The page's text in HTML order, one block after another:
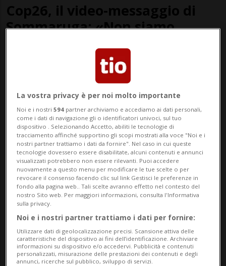
Cop26, il video-messaggio di
Sommaruga: «Non siamo
REGNO UNITO
COP26, «grande passo avanti»
o «bla, bla, bla?»
La vostra privacy è per noi molto importante
Noi e i nostri594 partner archiviamo e accediamo ai dati personali,
come i dati di navigazione gli o identificatori univoci, sul tuo
dispositivo . Selezionando Accetto, abiliti le tecnologie di
tracciamento affinché supportino gli scopi mostrati alla voce "Noi e i
nostri partner trattiamo i dati da fornire". Nel caso in cui queste
tecnologie dovessero essere disabilitate, alcuni contenuti e annunci
visualizzati potrebbero non essere rilevanti. Puoi accedere
nuovamente a questo menu per modificare le tue scelte o per
revocare il consenso facendo clic sul link Gestisci le preferenze in
fondo alla pagina web.. Tali scelte avranno effetto nel contesto del
nostro Sito web. Per maggiori informazioni, consulta l'Informativa
sulla privacy.
Noi e i nostri partner trattiamo i dati per fornire:
Utilizzare dati di geolocalizzazione precisi. Scansione attiva delle
caratteristiche del dispositivo ai fini dell’identificazione. Archiviare
informazioni su dispositivo e/o accedervi. Pubblicità e contenuti
personalizzati, misurazione delle prestazioni dei contenuti e degli
annunci, ricerche sul pubblico, sviluppo di servizi.